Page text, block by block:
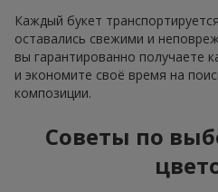
Каждый букет
оставались свежими и
вы гарантированно получаете
и экономите своё время на
композиции.
Советы по